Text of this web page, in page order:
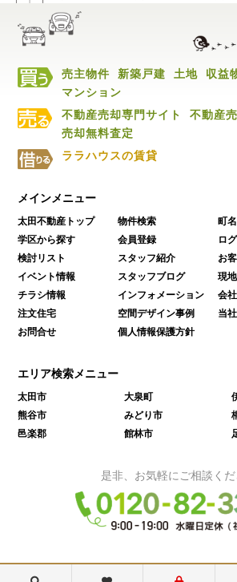
売主物件 新築戸建 土地 収益
マンション
不動産売却専門サイト
不動産
売却無料査定
ララハウスの賃貸
メインメニュー
太田不動産トップ 物件検索
町
学区から探す
会員登録
ロ
検討リスト
スタッフ紹介
お
イベント情報
スタッフブログ
現
チラシ情報
インフォメーション
会
注文住宅
空間デザイン事例
当
お問合せ
個人情報保護方針
エリア検索メニュー
太田市 大泉町
熊谷市
みどり市
邑楽郡
館林市
是非、お気軽にご相談く